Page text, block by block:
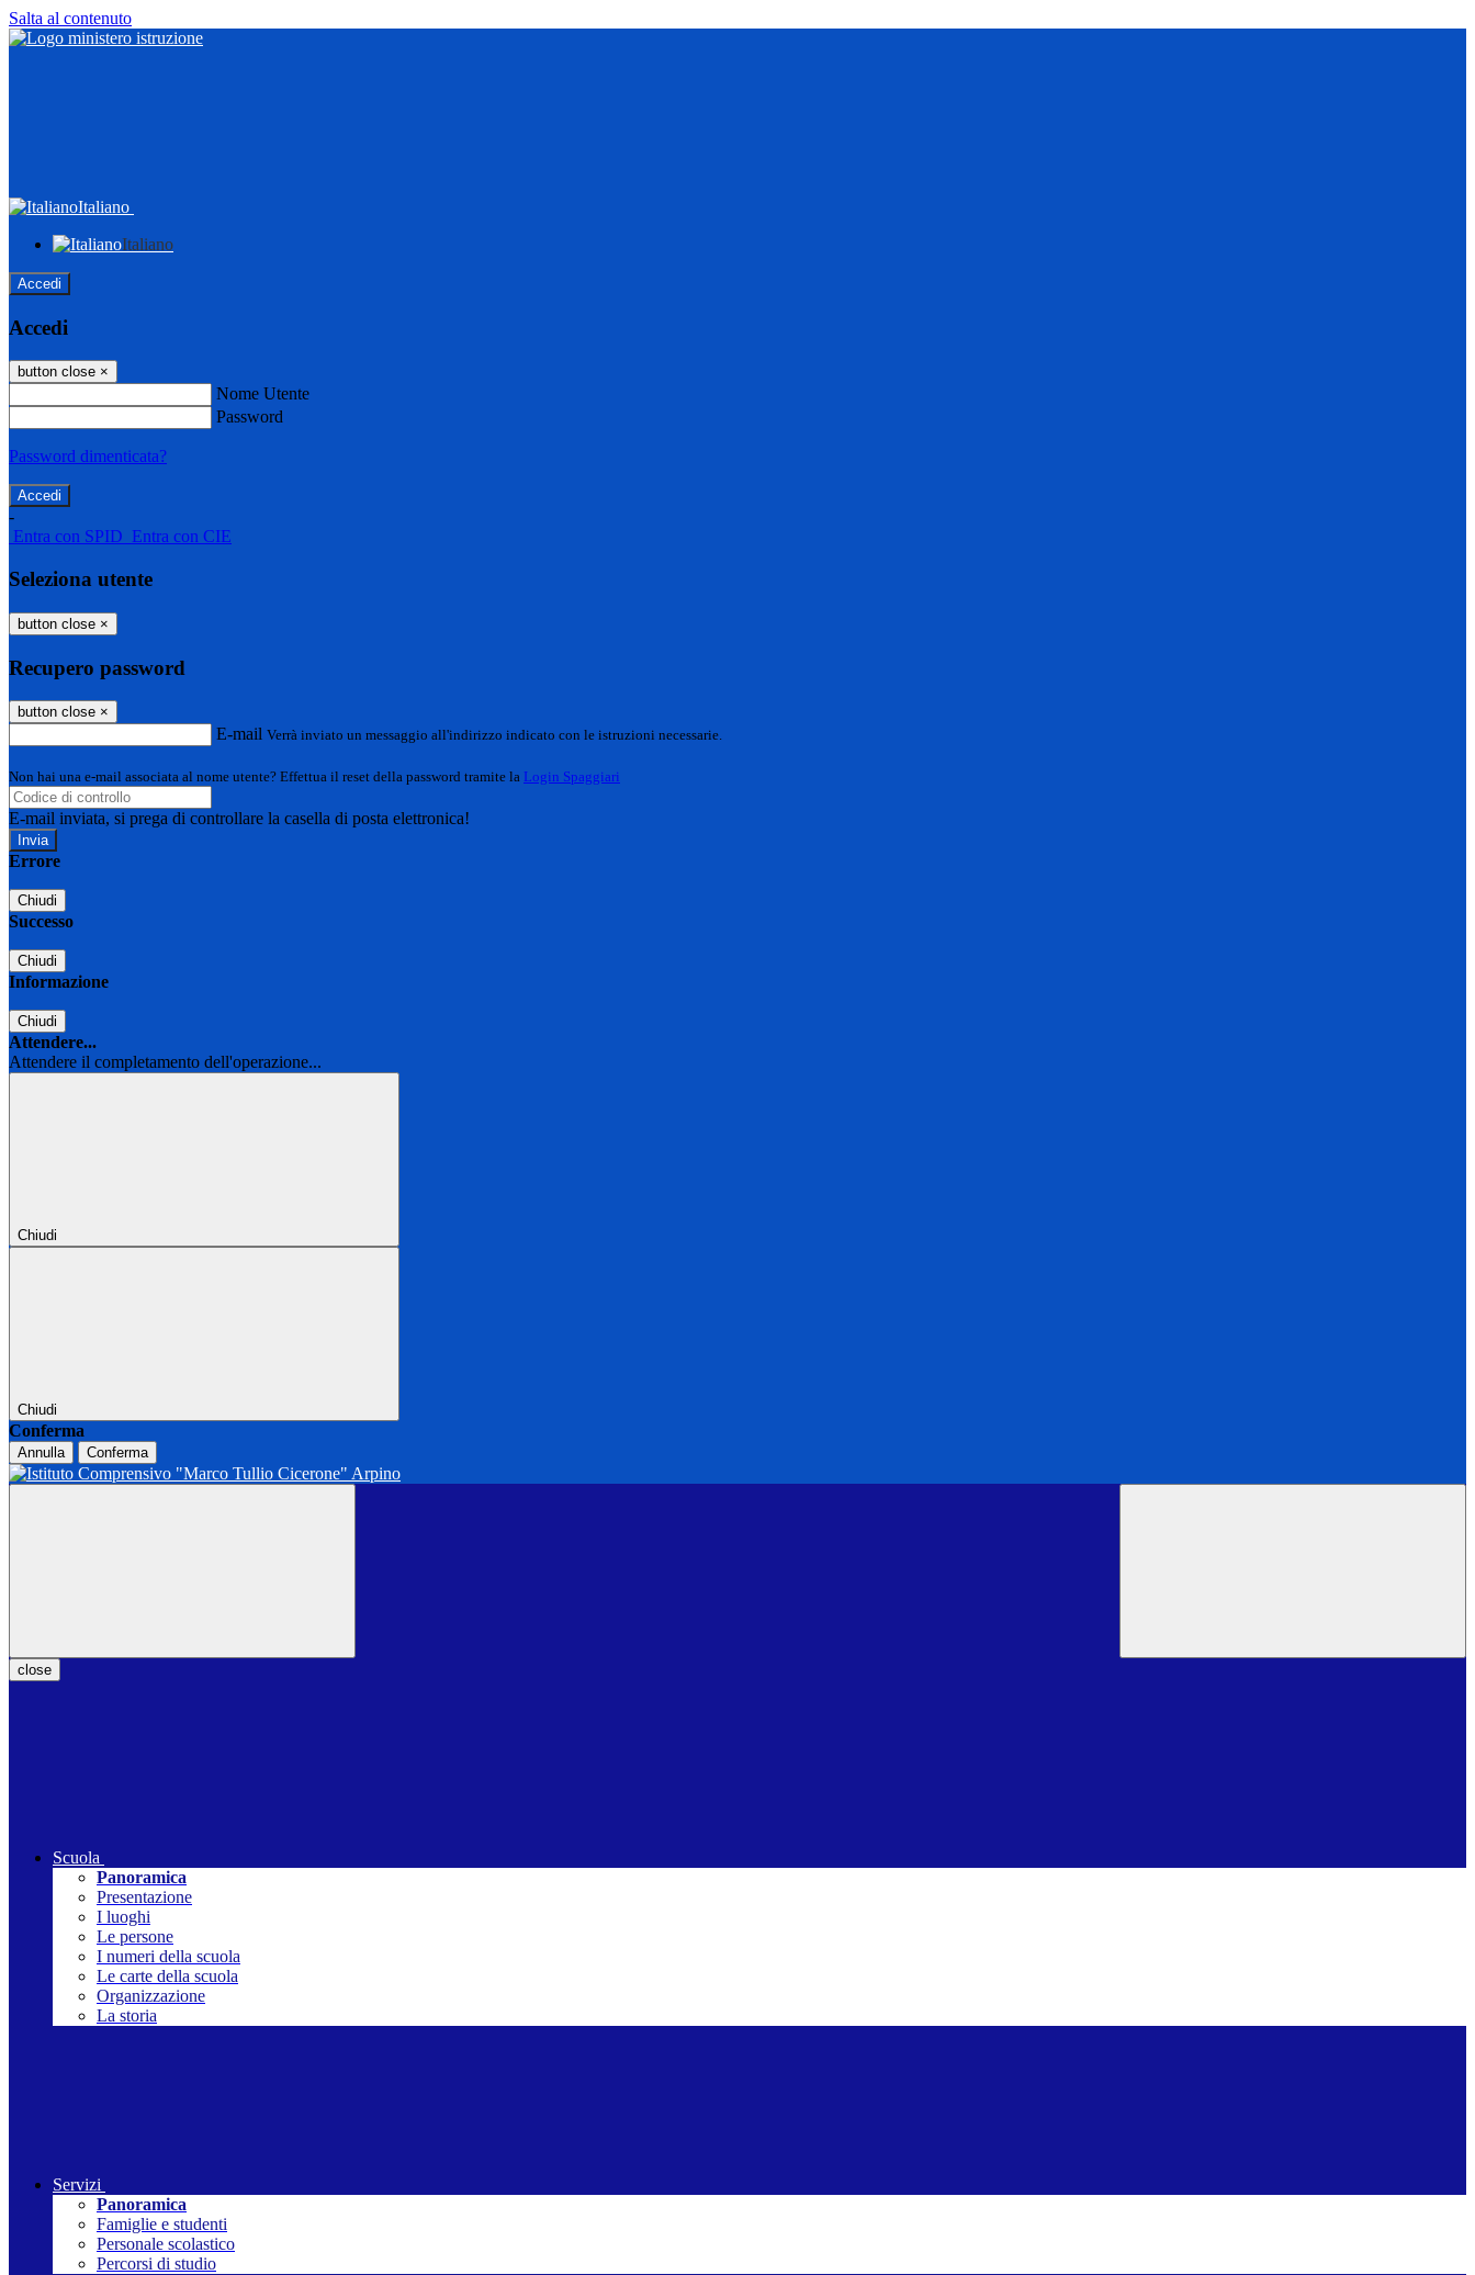
Salta al contenuto
Italiano
Italiano
Accedi
Accedi
button close ×
Nome Utente
Password
Password dimenticata?
-
Entra con SPID Entra con CIE
Seleziona utente
button close ×
Recupero password
button close ×
E-mail Verrà inviato un messaggio all'indirizzo indicato con le istruzioni necessarie.
Non hai una e-mail associata al nome utente? Effettua il reset della password tramite la Login Spaggiari
E-mail inviata, si prega di controllare la casella di posta elettronica!
Errore
Chiudi
Successo
Chiudi
Informazione
Chiudi
Attendere...
Attendere il completamento dell'operazione...
Chiudi
Chiudi
Conferma
Annulla Conferma
close
Scuola
Panoramica
Presentazione
I luoghi
Le persone
I numeri della scuola
Le carte della scuola
Organizzazione
La storia
Servizi
Panoramica
Famiglie e studenti
Personale scolastico
Percorsi di studio